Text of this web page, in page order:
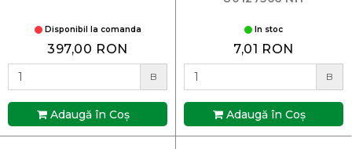
Disponibil la comanda
397,00 RON
B
Adaugă în Coş
In stoc
7,01 RON
B
Adaugă în Coş